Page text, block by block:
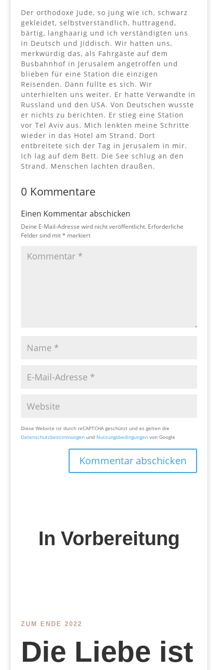
Der orthodoxe Jude, so jung wie ich, schwarz
gekleidet, selbstverständlich, huttragend,
bärtig, langhaarig und ich verständigten uns
in Deutsch und Jiddisch. Wir hatten uns,
merkwürdig das, als Fahrgäste auf dem
Busbahnhof in Jerusalem angetroffen und
blieben für eine Station die einzigen
Reisenden. Dann füllte es sich. Wir
unterhielten uns weiter. Er hatte Verwandte in
Russland und den USA. Von Deutschen wusste
er nichts zu berichten. Er stieg eine Station
vor Tel Aviv aus. Mich lenkten meine Schritte
wieder in das Hotel am Strand. Dort
entbreitete sich der Tag in Jerusalem in mir.
Ich lag auf dem Bett. Die See schlug an den
Strand. Menschen lachten draußen.
0 Kommentare
Einen Kommentar abschicken
Deine E-Mail-Adresse wird nicht veröffentlicht. Erforderliche
Felder sind mit* markiert
Diese Website ist durch reCAPTCHA geschützt und es gelten die
Datenschutzbestimmungenund Nutzungsbedingungenvon Google
Kommentar abschicken
In Vorbereitung
ZUM ENDE 2022
Die Liebe ist